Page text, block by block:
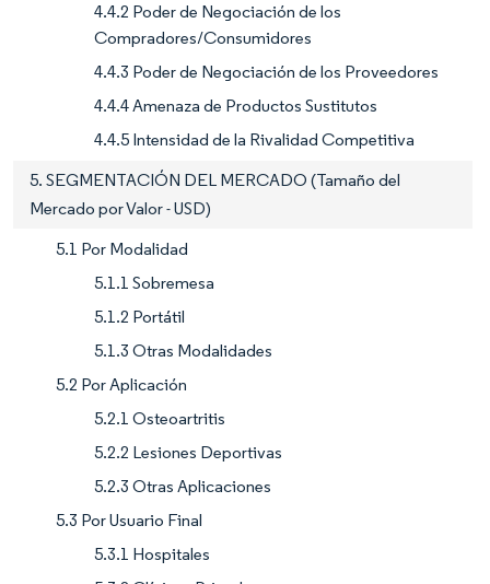
4.4.2 Poder de Negociación de los
Compradores/Consumidores
4.4.3 Poder de Negociación de los Proveedores
4.4.4 Amenaza de Productos Sustitutos
4.4.5 Intensidad de la Rivalidad Competitiva
5. SEGMENTACIÓN DEL MERCADO (Tamaño del
Mercado por Valor - USD)
5.1 Por Modalidad
5.1.1 Sobremesa
5.1.2 Portátil
5.1.3 Otras Modalidades
5.2 Por Aplicación
5.2.1 Osteoartritis
5.2.2 Lesiones Deportivas
5.2.3 Otras Aplicaciones
5.3 Por Usuario Final
5.3.1 Hospitales